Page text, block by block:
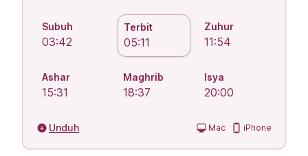
Subuh
03:42
Terbit
05:11
Zuhur
11:54
Ashar
15:31
Maghrib
18:37
Isya
20:00
Unduh Mac iPhone